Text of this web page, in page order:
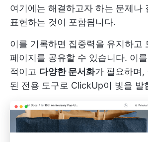
여기에는 해결하고자 하는 문제나
표현하는 것이 포함됩니다.
이를 기록하면 집중력을 유지하고
페이지를 공유할 수 있습니다. 이
적이고 다양한 문서화가 필요하며,
된 전용 도구로 ClickUp이 빛을 발